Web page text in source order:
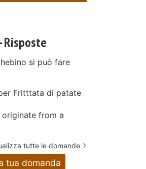
Risposte
si può fare
Fritttata di patate
from a
tutte le domande
tua domanda